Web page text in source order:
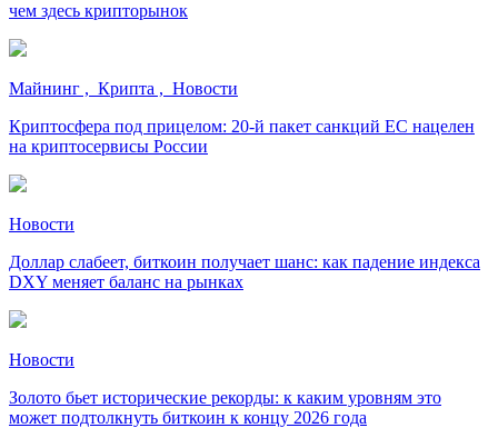
чем здесь крипторынок
Майнинг , Крипта , Новости
Криптосфера под прицелом: 20-й пакет санкций ЕС нацелен
на криптосервисы России
Новости
Доллар слабеет, биткоин получает шанс: как падение индекса
DXY меняет баланс на рынках
Новости
Золото бьет исторические рекорды: к каким уровням это
может подтолкнуть биткоин к концу 2026 года